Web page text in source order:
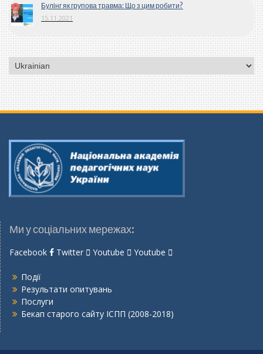
Булінг як групова травма: Що з цим робити?
15.11.2021
Вибрати
мову
Ми у соціальних мережах:
Facebook Twitter Youtube Youtube
Події
Результати опитувань
Послуги
Бекап старого сайту ІСПП (2008-2018)